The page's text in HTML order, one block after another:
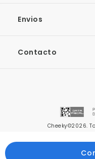
Envios
Contacto
Cheeky©2026.